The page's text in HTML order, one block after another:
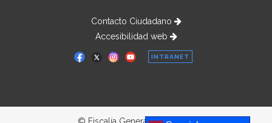
Contacto Ciudadano
Accesibilidad web
INTRANET
© Fiscalía General del Estado